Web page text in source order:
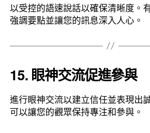
以受控的語速說話以確保清晰度。
強調要點並讓您的訊息深入人心。
15. 眼神交流促進參與
進行眼神交流以建立信任並表現出
可以讓您的觀眾保持專注和參與。